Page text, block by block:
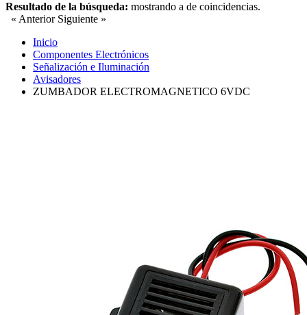
Resultado de la búsqueda: mostrando a de coincidencias.
« Anterior Siguiente »
Inicio
Componentes Electrónicos
Señalización e Iluminación
Avisadores
ZUMBADOR ELECTROMAGNETICO 6VDC